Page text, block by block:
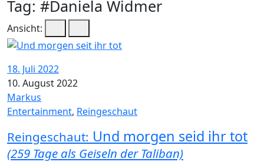
Tag: #Daniela Widmer
Ansicht:
18. Juli 2022
10. August 2022
Markus
Entertainment, Reingeschaut
Reingeschaut: Und morgen seid ihr tot
(259 Tage als Geiseln der Taliban)